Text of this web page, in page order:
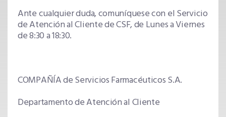
Ante cualquier duda, comuníquese con el Servicio
de Atención al Cliente de CSF, de Lunes a Viernes
de 8:30 a 18:30.
COMPAÑÍA de Servicios Farmacéuticos S.A.
Departamento de Atención al Cliente